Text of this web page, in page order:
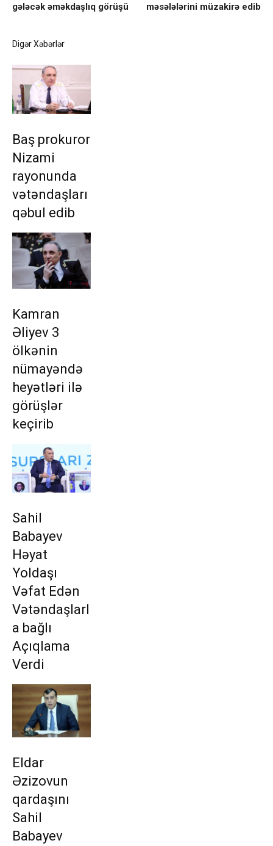
gələcək əməkdaşlıq görüşü
məsələlərini müzakirə edib
Digər Xəbərlər
Baş prokuror
Nizami
rayonunda
vətəndaşları
qəbul edib
Kamran
Əliyev 3
ölkənin
nümayəndə
heyətləri ilə
görüşlər
keçirib
Sahil
Babayev
Həyat
Yoldaşı
Vəfat Edən
Vətəndaşlarl
a bağlı
Açıqlama
Verdi
Eldar
Əzizovun
qardaşını
Sahil
Babayev